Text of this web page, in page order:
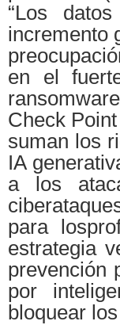
“Los
incremento
en el
Check
suman los
IA
a los
para
estrategia
prevención
por
bloquear